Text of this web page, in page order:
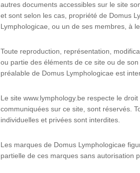
autres documents accessibles sur le site
et sont selon les cas, propriété de Domus
Lymphologicae, ou un de ses membres, à
Toute reproduction, représentation,
ou partie des éléments de ce site ou de
préalable de Domus Lymphologicae est
Le site www.lymphology.be respecte le
communiquées sur ce site, sont réservés.
individuelles et privées sont interdites.
Les marques de Domus Lymphologicae
partielle de ces marques sans autorisation